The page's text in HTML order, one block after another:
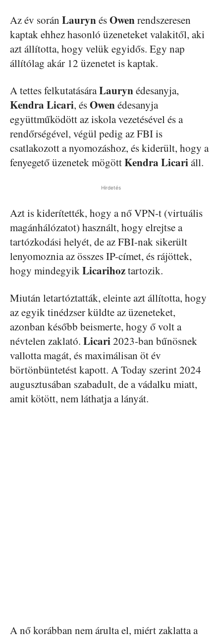
Az év során LaurynésOwenrendszeresen
kaptak ehhez hasonló üzeneteket valakitől, aki
azt állította, hogy velük egyidős. Egy nap
állítólag akár 12 üzenetet is kaptak.
A tettes felkutatásáraLaurynédesanyja,
Kendra Licari, ésOwenédesanyja
együttműködött az iskola vezetésével és a
rendőrségével, végül pedig az FBI is
csatlakozott a nyomozáshoz, és kiderült, hogy a
fenyegető üzenetek mögöttKendra Licariáll.
Hirdetés
Azt is kiderítették, hogy a nő VPN-t (virtuális
magánhálózatot) használt, hogy elrejtse a
tartózkodási helyét, de az FBI-nak sikerült
lenyomoznia az összes IP-címet, és rájöttek,
hogy mindegyikLicarihoztartozik.
Miután letartóztatták, eleinte azt állította, hogy
az egyik tinédzser küldte az üzeneteket,
azonban később beismerte, hogy ő volt a
névtelen zaklató. Licari2023-ban bűnösnek
vallotta magát, és maximálisan öt év
börtönbüntetést kapott. A Today szerint 2024
augusztusában szabadult, de a vádalku miatt,
amit kötött, nem láthatja a lányát.
A nő korábban nem árulta el, miért zaklatta a